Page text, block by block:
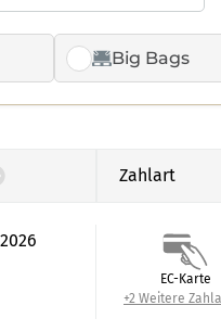
Big Bags
Zahlart
EC-Karte
+2 Weitere